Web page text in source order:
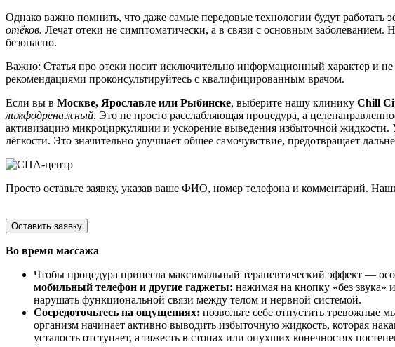
Однако важно помнить, что даже самые передовые технологии будут работать
отёков. Лечат отеки не симптоматически, а в связи с основным
безопасно.
Важно: Статья про отеки носит исключительно информационный характер и
рекомендациями проконсультируйтесь с квалифицированным врачом.
Если вы в Москве, Ярославле или Рыбинске, выберите нашу клинику Chill
лимфодренажный. Это не просто расслабляющая процедура, а
активизацию микроциркуляции и ускорение выведения избыточной жидкости.
лёгкости. Это значительно улучшает общее самочувствие, предотвращает
Просто оставьте заявку, указав ваше ФИО, номер телефона и комментарий.
Оставить заявку
Во время массажа
Чтобы процедура принесла максимальный терапевтический эффект —
мобильный телефон и другие гаджеты: нажимая на кнопку «без звука»
нарушать функциональной связи между телом и нервной системой.
Сосредоточьтесь на ощущениях: позвольте себе отпустить
организм начинает активно выводить избыточную жидкость, которая
усталость отступает, а тяжесть в стопах или опухших конечностях